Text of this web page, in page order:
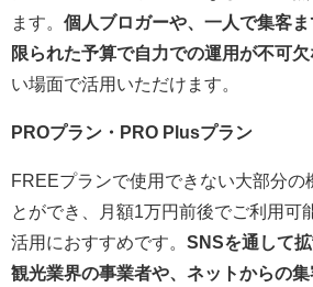
ます。 個人ブロガーや、一人で集客ま
限られた予算で自力での運用が不可
い場面で活用いただけます。
PROプラン・PRO Plusプラン
FREEプランで使用できない大部分の
とができ、月額1万円前後でご利用可
活用におすすめです。 SNSを通して
観光業界の事業者や、ネットからの